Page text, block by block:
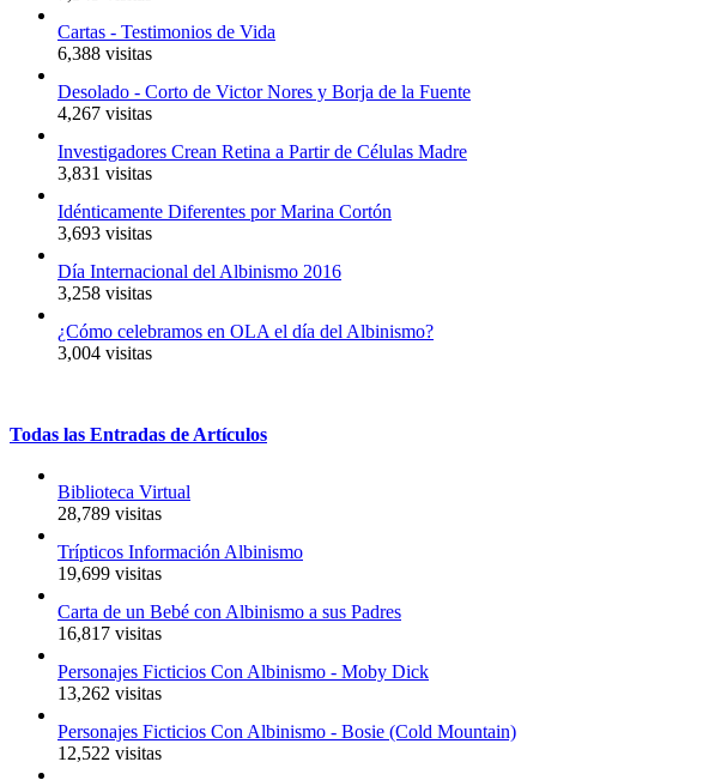
Cartas - Testimonios de Vida
6,388 visitas
Desolado - Corto de Victor Nores y Borja de la Fuente
4,267 visitas
Investigadores Crean Retina a Partir de Células Madre
3,831 visitas
Idénticamente Diferentes por Marina Cortón
3,693 visitas
Día Internacional del Albinismo 2016
3,258 visitas
¿Cómo celebramos en OLA el día del Albinismo?
3,004 visitas
Todas las Entradas de Artículos
Biblioteca Virtual
28,789 visitas
Trípticos Información Albinismo
19,699 visitas
Carta de un Bebé con Albinismo a sus Padres
16,817 visitas
Personajes Ficticios Con Albinismo - Moby Dick
13,262 visitas
Personajes Ficticios Con Albinismo - Bosie (Cold Mountain)
12,522 visitas